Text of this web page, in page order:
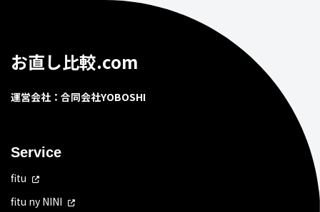
お直し比較.com
運営会社：合同会社YOBOSHI
Service
fitu
fitu ny NINI